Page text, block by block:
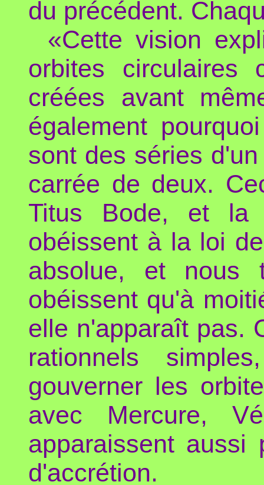
du précédent.
«Cette vision
orbites circulaires
créées avant
également
sont des séries
carrée de deux.
Titus Bode, et la
obéissent à la loi
absolue, et nous
obéissent qu'à
elle n'apparaît pas.
rationnels
gouverner les
avec Mercure,
apparaissent aussi
d'accrétion.